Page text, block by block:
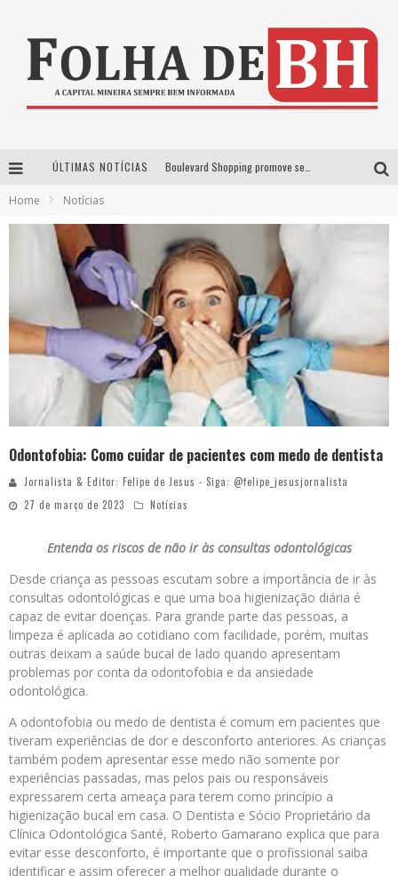
ÚLTIMAS NOTÍCIAS
Home Notícias
Odontofobia: Como cuidar de pacientes com medo de dentista
Jornalista & Editor: Felipe de Jesus - Siga: @felipe_jesusjornalista
27 de março de 2023
Notícias
Entenda os riscos de não ir às consultas odontológicas
Desde criança as pessoas escutam sobre a importância de ir às
consultas odontológicas e que uma boa higienização diária é
capaz de evitar doenças. Para grande parte das pessoas, a
limpeza é aplicada ao cotidiano com facilidade, porém, muitas
outras deixam a saúde bucal de lado quando apresentam
problemas por conta da odontofobia e da ansiedade
odontológica.
A odontofobia ou medo de dentista é comum em pacientes que
tiveram experiências de dor e desconforto anteriores. As crianças
também podem apresentar esse medo não somente por
experiências passadas, mas pelos pais ou responsáveis
expressarem certa ameaça para terem como princípio a
higienização bucal em casa. O Dentista e Sócio Proprietário da
Clínica Odontológica Santé, Roberto Gamarano explica que para
evitar esse desconforto, é importante que o profissional saiba
identificar e assim oferecer a melhor qualidade durante o